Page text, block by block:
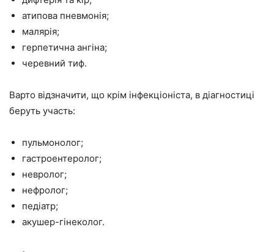
атипова пневмонія;
малярія;
герпетична ангіна;
черевний тиф.
Варто відзначити, що крім інфекціоніста, в діагностиці
беруть участь:
пульмонолог;
гастроентеролог;
невролог;
нефролог;
педіатр;
акушер-гінеколог.